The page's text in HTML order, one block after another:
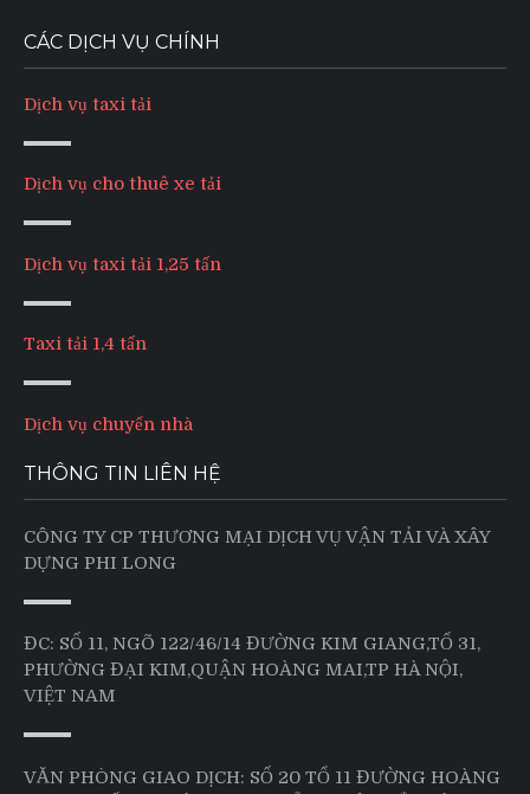
CÁC DỊCH VỤ CHÍNH
Dịch vụ taxi tải
Dịch vụ cho thuê xe tải
Dịch vụ taxi tải 1,25 tấn
Taxi tải 1,4 tấn
Dịch vụ chuyển nhà
THÔNG TIN LIÊN HỆ
CÔNG TY CP THƯƠNG MẠI DỊCH VỤ VẬN TẢI VÀ XÂY
DỰNG PHI LONG
ĐC: SỐ 11, NGÕ 122/46/14 ĐƯỜNG KIM GIANG,TỔ 31,
PHƯỜNG ĐẠI KIM,QUẬN HOÀNG MAI,TP HÀ NỘI,
VIỆT NAM
VĂN PHÒNG GIAO DỊCH: SỐ 20 TỔ 11 ĐƯỜNG HOÀNG